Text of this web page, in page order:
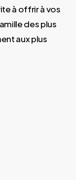
à offrir à vos
des plus
aux plus